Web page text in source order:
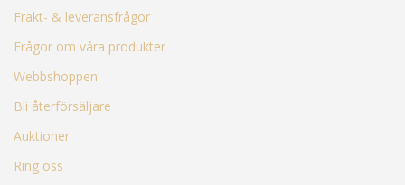
Frakt- & leveransfrågor
Frågor om våra produkter
Webbshoppen
Bli återförsäljare
Auktioner
Ring oss